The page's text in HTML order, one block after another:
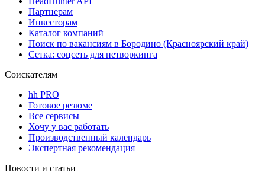
Партнерам
Инвесторам
Каталог компаний
Поиск по вакансиям в Бородино (Красноярский край)
Сетка: соцсеть для нетворкинга
Соискателям
hh PRO
Готовое резюме
Все сервисы
Хочу у вас работать
Производственный календарь
Экспертная рекомендация
Новости и статьи